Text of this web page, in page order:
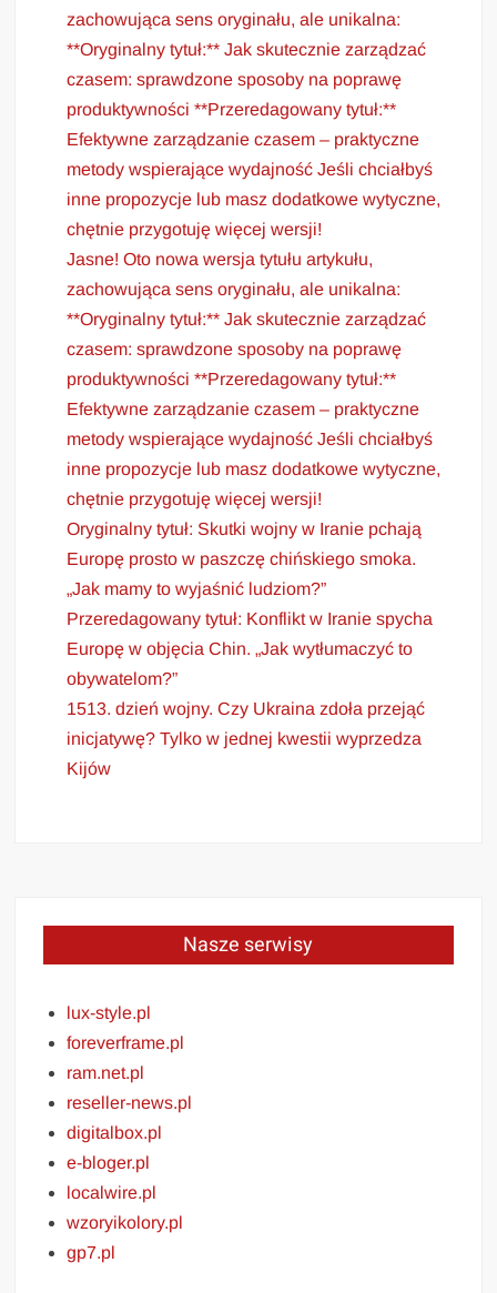
zachowująca sens oryginału, ale unikalna:
**Oryginalny tytuł:** Jak skutecznie zarządzać
czasem: sprawdzone sposoby na poprawę
produktywności **Przeredagowany tytuł:**
Efektywne zarządzanie czasem – praktyczne
metody wspierające wydajność Jeśli chciałbyś
inne propozycje lub masz dodatkowe wytyczne,
chętnie przygotuję więcej wersji!
Jasne! Oto nowa wersja tytułu artykułu,
zachowująca sens oryginału, ale unikalna:
**Oryginalny tytuł:** Jak skutecznie zarządzać
czasem: sprawdzone sposoby na poprawę
produktywności **Przeredagowany tytuł:**
Efektywne zarządzanie czasem – praktyczne
metody wspierające wydajność Jeśli chciałbyś
inne propozycje lub masz dodatkowe wytyczne,
chętnie przygotuję więcej wersji!
Oryginalny tytuł: Skutki wojny w Iranie pchają
Europę prosto w paszczę chińskiego smoka.
„Jak mamy to wyjaśnić ludziom?”
Przeredagowany tytuł: Konflikt w Iranie spycha
Europę w objęcia Chin. „Jak wytłumaczyć to
obywatelom?”
1513. dzień wojny. Czy Ukraina zdoła przejąć
inicjatywę? Tylko w jednej kwestii wyprzedza
Kijów
Nasze serwisy
lux-style.pl
foreverframe.pl
ram.net.pl
reseller-news.pl
digitalbox.pl
e-bloger.pl
localwire.pl
wzoryikolory.pl
gp7.pl